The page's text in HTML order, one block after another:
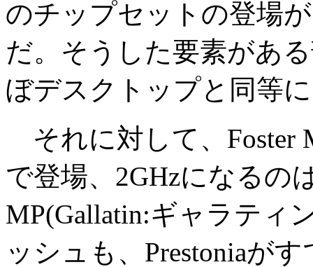
のチップセットの登場
だ。そうした要素があ
ぼデスクトップと同等
それに対して、Foster
で登場、2GHzになるの
MP(Gallatin:ギャラティ
ッシュも、Prestoniaが